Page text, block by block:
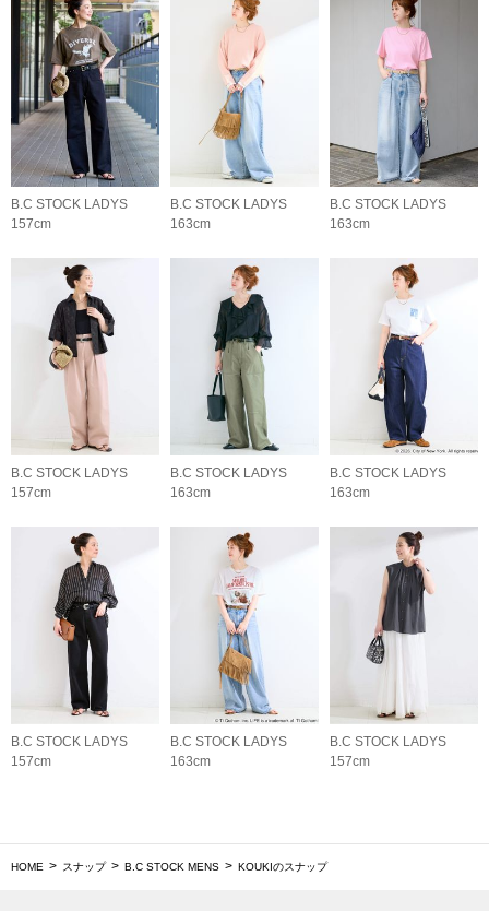
B.C STOCK LADYS
157cm
B.C STOCK LADYS
163cm
B.C STOCK LADYS
163cm
B.C STOCK LADYS
157cm
B.C STOCK LADYS
163cm
B.C STOCK LADYS
163cm
B.C STOCK LADYS
157cm
B.C STOCK LADYS
163cm
B.C STOCK LADYS
157cm
HOME スナップ B.C STOCK MENS KOUKIのスナップ